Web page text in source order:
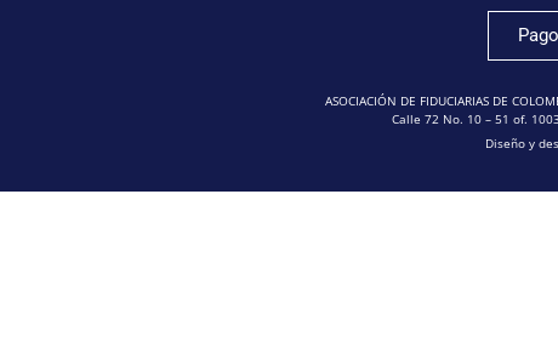
ASOCIACIÓN DE FIDUCIARIAS DE
Calle 72 No. 10 – 51 of.
Diseño y